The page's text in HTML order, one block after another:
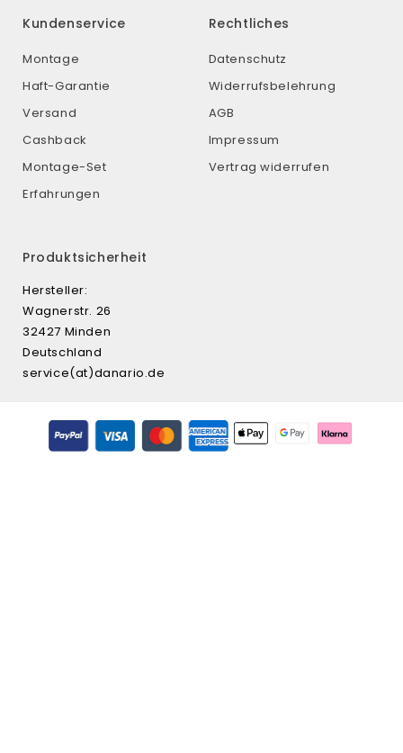
Kundenservice
Montage
Haft-Garantie
Versand
Cashback
Montage-Set
Erfahrungen
Rechtliches
Datenschutz
Widerrufsbelehrung
AGB
Impressum
Vertrag widerrufen
Produktsicherheit
Hersteller:
Wagnerstr. 26
32427 Minden
Deutschland
service(at)danario.de
Zahlungsmethoden